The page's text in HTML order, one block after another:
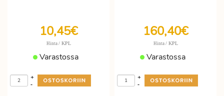
10,45€
Hinta / KPL
Varastossa
-
+
160,40€
Hinta / KPL
Varastossa
-
+